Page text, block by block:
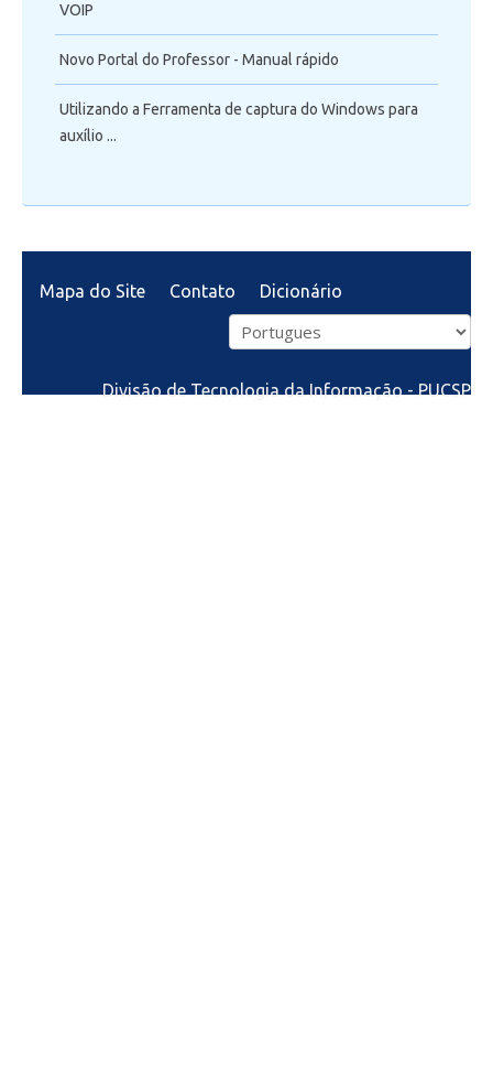
VOIP
Novo Portal do Professor - Manual rápido
Utilizando a Ferramenta de captura do Windows para
auxílio ...
Mapa do Site Contato Dicionário
Divisão de Tecnologia da Informação - PUCSP